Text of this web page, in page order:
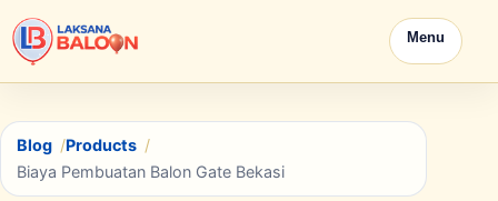
Menu
Blog
Products
Biaya Pembuatan Balon Gate Bekasi